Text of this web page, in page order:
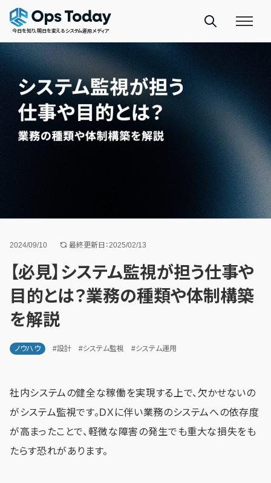
今日を知り、明日を変えるシステム運用メディア
2024/09/10 最終更新日：2025/02/13
【必見】システム監視が担う仕事や
目的とは？業務の種類や体制構築
を解説
ノウハウ #設計 #システム監視 #システム運用
社内システムの健全な稼働を実現する上で、欠かせないの
がシステム監視です。DXに伴い業務のシステムへの依存度
が高まったことで、軽微な障害の発生でも重大な損失をも
たらす恐れがあります。